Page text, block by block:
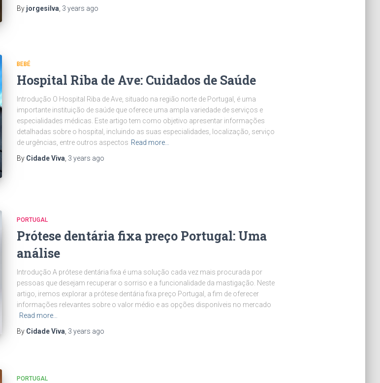
By jorgesilva 3 years ago
BEBÉ
Hospital Riba de Ave: Cuidados de Saúde
Introdução O Hospital Riba de Ave, situado na região norte de Portugal, é uma
importante instituição de saúde que oferece uma ampla variedade de serviços e
especialidades médicas. Este artigo tem como objetivo apresentar informações
detalhadas sobre o hospital, incluindo as suas especialidades, localização, serviço
de urgências, entre outros aspectos Read more…
By Cidade Viva 3 years ago
PORTUGAL
Prótese dentária fixa preço Portugal: Uma
análise
Introdução A prótese dentária fixa é uma solução cada vez mais procurada por
pessoas que desejam recuperar o sorriso e a funcionalidade da mastigação. Neste
artigo, iremos explorar a prótese dentária fixa preço Portugal, a fim de oferecer
informações relevantes sobre o valor médio e as opções disponíveis no mercado
Read more…
By Cidade Viva, 3 years ago
PORTUGAL